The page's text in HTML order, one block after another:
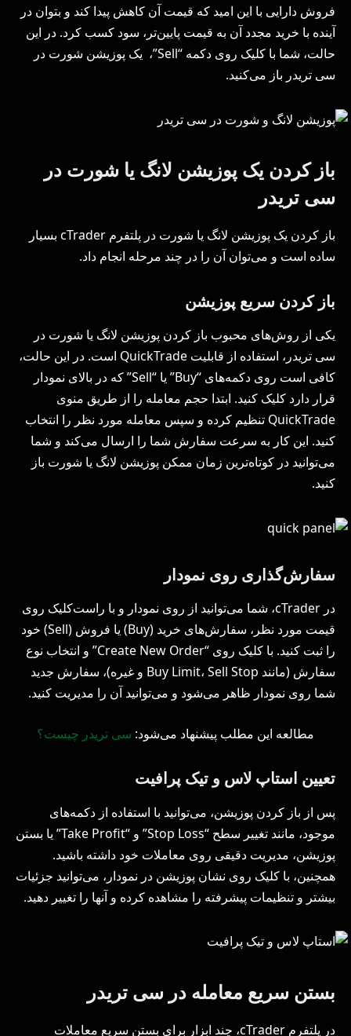
فروش دارایی با این امید که قیمت آن کاهش پیدا کند و بتوان در
آینده با خرید مجدد آن به قیمت پایین‌تر، سود کسب کرد. در این
حالت، شما با کلیک روی دکمه “Sell”، یک پوزیشن شورت در
سی تریدر باز می‌کنید.
باز کردن یک پوزیشن لانگ یا شورت در
سی تریدر
باز کردن یک پوزیشن لانگ یا شورت در پلتفرم cTrader بسیار
ساده است و می‌توان آن را در چند مرحله انجام داد.
باز کردن سریع پوزیشن
یکی از روش‌های محبوب باز کردن پوزیشن لانگ یا شورت در
سی تریدر، استفاده از قابلیت QuickTrade است. در این حالت،
کافی است روی دکمه‌های “Buy” یا “Sell” که در بالای نمودار
قرار دارد کلیک کنید. ابتدا حجم معامله را از طریق منوی
QuickTrade تنظیم کرده و سپس معامله مورد نظر را انتخاب
کنید. این کار به سرعت سفارش شما را ارسال می‌کند و شما
می‌توانید در کوتاه‌ترین زمان ممکن پوزیشن لانگ یا شورت باز
کنید.
سفارش‌گذاری روی نمودار
در cTrader، شما می‌توانید از روی نمودار و با راست‌کلیک روی
قیمت مورد نظر، سفارش‌های خرید (Buy) یا فروش (Sell) خود
را ثبت کنید. با کلیک روی “Create New Order” و انتخاب نوع
سفارش (مانند Buy Limit، Sell Stop و غیره)، سفارش جدید
شما روی نمودار ظاهر می‌شود و می‌توانید آن را مدیریت کنید.
مطالعه این مطلب پیشنهاد می‌شود: سی تریدر چیست؟
تعیین استاپ لاس و تیک پرافیت
پس از باز کردن پوزیشن، می‌توانید با استفاده از دکمه‌های
موجود، مانند تغییر سطح “Stop Loss” و “Take Profit” یا بستن
پوزیشن، مدیریت دقیقی روی معاملات خود داشته باشید.
همچنین، با کلیک روی نشان پوزیشن در نمودار، می‌توانید جزئیات
بیشتر و تنظیمات پیشرفته را مشاهده کرده و آنها را تغییر دهید.
بستن سریع معامله در سی تریدر
در پلتفرم cTrader، چند ابزار برای بستن سریع معاملات